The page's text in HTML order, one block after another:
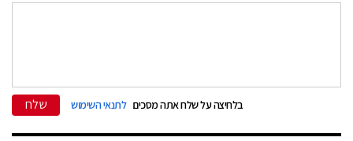
בלחיצה על שלח אתה מסכים לתנאי השימוש שלח